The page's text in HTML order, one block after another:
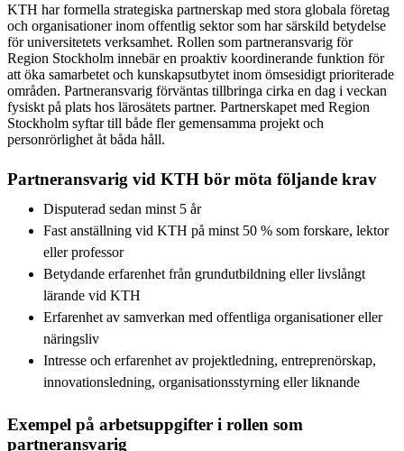
KTH har formella strategiska partnerskap med stora globala företag
och organisationer inom offentlig sektor som har särskild betydelse
för universitetets verksamhet. Rollen som partneransvarig för
Region Stockholm innebär en proaktiv koordinerande funktion för
att öka samarbetet och kunskapsutbytet inom ömsesidigt prioriterade
områden. Partneransvarig förväntas tillbringa cirka en dag i veckan
fysiskt på plats hos lärosätets partner. Partnerskapet med Region
Stockholm syftar till både fler gemensamma projekt och
personrörlighet åt båda håll.
Partneransvarig vid KTH bör möta följande krav
Disputerad sedan minst 5 år
Fast anställning vid KTH på minst 50 % som forskare, lektor
eller professor
Betydande erfarenhet från grundutbildning eller livslångt
lärande vid KTH
Erfarenhet av samverkan med offentliga organisationer eller
näringsliv
Intresse och erfarenhet av projektledning, entreprenörskap,
innovationsledning, organisationsstyrning eller liknande
Exempel på arbetsuppgifter i rollen som
partneransvarig